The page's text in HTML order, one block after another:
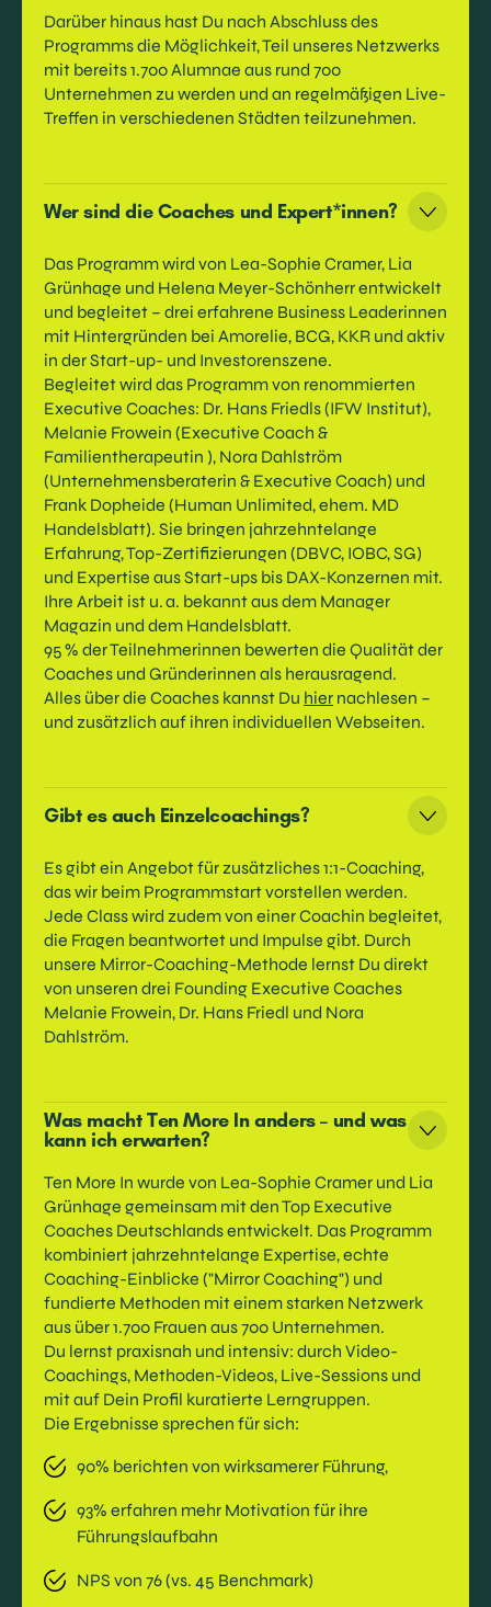
Darüber hinaus hast Du nach Abschluss des
Programms die Möglichkeit, Teil unseres Netzwerks
mit bereits 1.700 Alumnae aus rund 700
Unternehmen zu werden und an regelmäßigen Live-
Treffen in verschiedenen Städten teilzunehmen.
Wer sind die Coaches und Expert*innen?
Das Programm wird von Lea-Sophie Cramer, Lia
Grünhage und Helena Meyer-Schönherr entwickelt
und begleitet – drei erfahrene Business Leaderinnen
mit Hintergründen bei Amorelie, BCG, KKR und aktiv
in der Start-up- und Investorenszene.
Begleitet wird das Programm von renommierten
Executive Coaches: Dr. Hans Friedls (IFW Institut),
Melanie Frowein (Executive Coach &
Familientherapeutin ), Nora Dahlström
(Unternehmensberaterin & Executive Coach) und
Frank Dopheide (Human Unlimited, ehem. MD
Handelsblatt). Sie bringen jahrzehntelange
Erfahrung, Top-Zertifizierungen (DBVC, IOBC, SG)
und Expertise aus Start-ups bis DAX-Konzernen mit.
Ihre Arbeit ist u. a. bekannt aus dem Manager
Magazin und dem Handelsblatt.
95 % der Teilnehmerinnen bewerten die Qualität der
Coaches und Gründerinnen als herausragend.
Alles über die Coaches kannst Du hier nachlesen –
und zusätzlich auf ihren individuellen Webseiten.
Gibt es auch Einzelcoachings?
Es gibt ein Angebot für zusätzliches 1:1-Coaching,
das wir beim Programmstart vorstellen werden.
Jede Class wird zudem von einer Coachin begleitet,
die Fragen beantwortet und Impulse gibt. Durch
unsere Mirror-Coaching-Methode lernst Du direkt
von unseren drei Founding Executive Coaches
Melanie Frowein, Dr. Hans Friedl und Nora
Dahlström.
Was macht Ten More In anders – und was
kann ich erwarten?
Ten More In wurde von Lea-Sophie Cramer und Lia
Grünhage gemeinsam mit den Top Executive
Coaches Deutschlands entwickelt. Das Programm
kombiniert jahrzehntelange Expertise, echte
Coaching-Einblicke ("Mirror Coaching") und
fundierte Methoden mit einem starken Netzwerk
aus über 1.700 Frauen aus 700 Unternehmen.
Du lernst praxisnah und intensiv: durch Video-
Coachings, Methoden-Videos, Live-Sessions und
mit auf Dein Profil kuratierte Lerngruppen.
Die Ergebnisse sprechen für sich:
90% berichten von wirksamerer Führung,
93% erfahren mehr Motivation für ihre
Führungslaufbahn
NPS von 76 (vs. 45 Benchmark)